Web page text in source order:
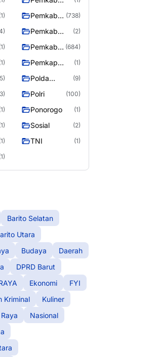
Barifo Utara
Pemkab
Utara
(738)
Pemkab
(2)
Pemkab
Raya
(684)
Pemkap
Raya
(1)
Polda
(9)
Polri (100)
Ponorogo (1)
Sosial (2)
TNI (1)
Barito Selatan
Utara
Budaya
Daerah
DPRD Barut
Ekonomi
FYI
Kriminal
Kuliner
Nasional